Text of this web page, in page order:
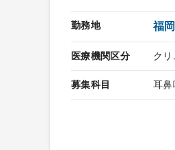
勤務地 福
医療機関区分 クリ
募集科目 耳鼻